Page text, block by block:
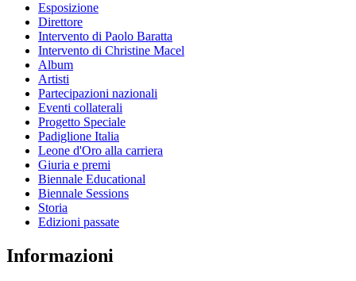
Esposizione
Direttore
Intervento di Paolo Baratta
Intervento di Christine Macel
Album
Artisti
Partecipazioni nazionali
Eventi collaterali
Progetto Speciale
Padiglione Italia
Leone d'Oro alla carriera
Giuria e premi
Biennale Educational
Biennale Sessions
Storia
Edizioni passate
Informazioni